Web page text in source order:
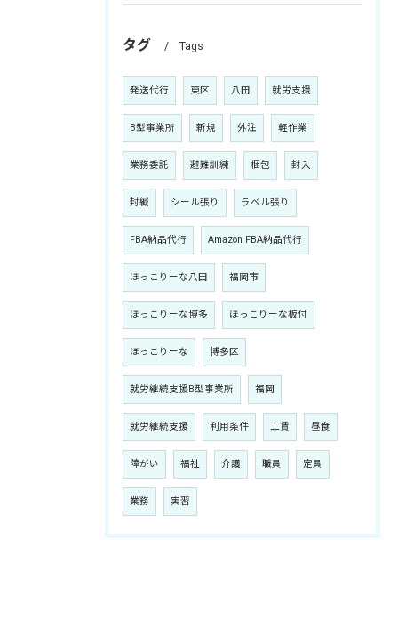
タグ Tags
発送代行 東区 八田 就労支援
B型事業所 新規 外注 軽作業
業務委託 避難訓練 梱包 封入
封緘 シール張り ラベル張り
FBA納品代行 Amazon FBA納品代行
ほっこりーな八田 福岡市
ほっこりーな博多 ほっこりーな板付
ほっこりーな 博多区
就労継続支援B型事業所 福岡
就労継続支援 利用条件 工賃 昼食
障がい 福祉 介護 職員 定員
業務 実習